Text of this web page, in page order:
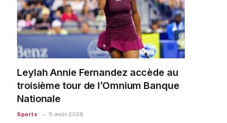
Leylah Annie Fernandez accède au
troisième tour de l’Omnium Banque
Nationale
Sports 5 août 2026